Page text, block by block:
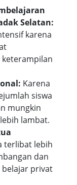
Selatan:
karena
Karena
siswa
mungkin
lambat.
terlibat lebih
dan
belajar privat